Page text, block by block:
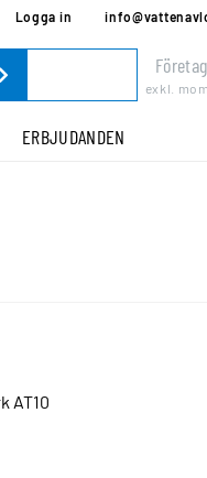
Logga in
Företag
exkl.
ERBJUDANDEN
AT10